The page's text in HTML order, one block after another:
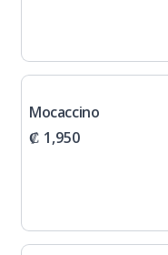
Mocaccino
₡ 1,950